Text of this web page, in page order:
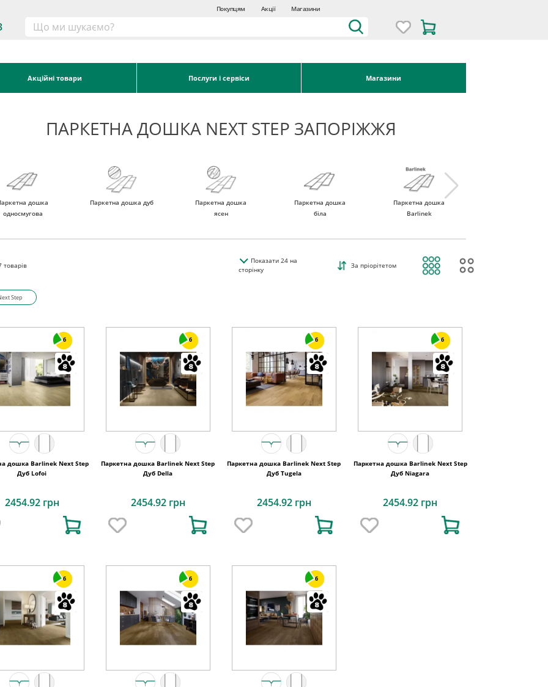
Покупцям Акції Магазини
Акційні товари Послуги і сервіси Магазини
ПАРКЕТНА ДОШКА NEXT STEP ЗАПОРІЖЖЯ
дошка
односмугова
Паркетна дошка дуб
Паркетна дошка
ясен
Паркетна дошка
біла
Паркетна дошка
Barlinek
товарів
Показати24на
сторінку
За пріорітетом
Step
6
дошка Barlinek Next Step
Дуб Lofoi
2454.92 грн
6
Паркетна дошка Barlinek Next Step
Дуб Della
2454.92 грн
6
Паркетна дошка Barlinek Next Step
Дуб Tugela
2454.92 грн
6
Паркетна дошка Barlinek Next Step
Дуб Niagara
2454.92 грн
6 6 6